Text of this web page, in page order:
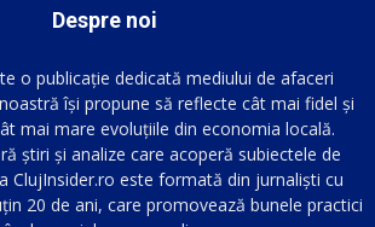
Despre noi
o publicație dedicată mediului de afaceri
își propune să reflecte cât mai fidel și
mai mare evoluțiile din economia locală.
știri și analize care acoperă subiectele de
ClujInsider.ro este formată din jurnaliști cu
20 de ani, care promovează bunele practici